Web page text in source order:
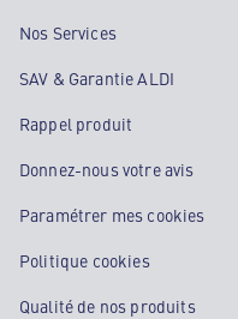
Nos Services
SAV & Garantie ALDI
Rappel produit
Donnez-nous votre avis
Paramétrer mes cookies
Politique cookies
Qualité de nos produits